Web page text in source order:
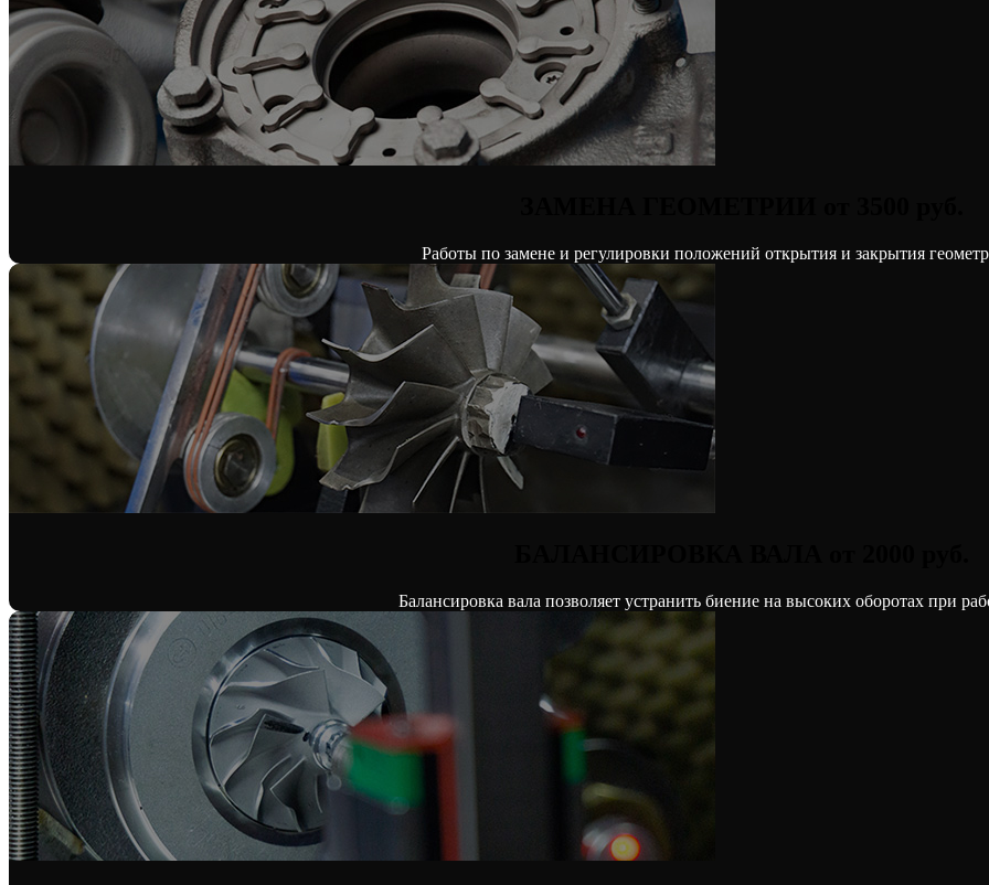
Работы по замене и регулировки положений открытия и закрытия
Балансировка вала позволяет устранить биение на высоких оборотах при